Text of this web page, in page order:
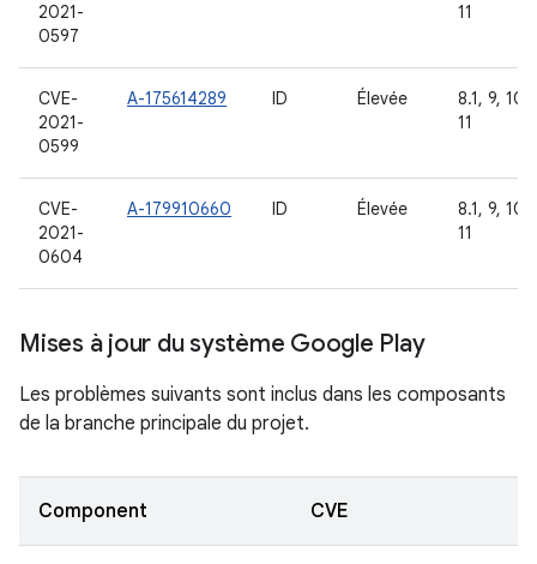
2021-
0597
11
CVE-
2021-
0599
A-175614289 ID Élevée
8.1, 9, 10,
11
CVE-
2021-
0604
A-179910660 ID Élevée
8.1, 9, 10,
11
Mises à jour du système Google Play
Les problèmes suivants sont inclus dans les composants
de la branche principale du projet.
Component CVE